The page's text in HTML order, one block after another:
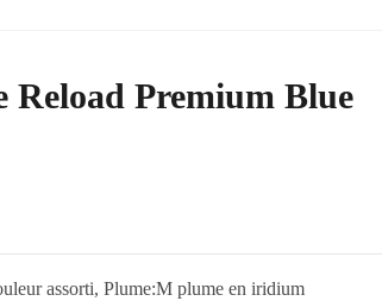
Premium Blue
assorti, Plume:M plume en iridium